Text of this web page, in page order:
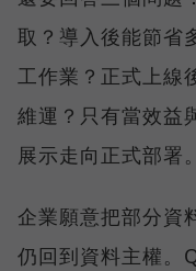
取？導入後能節省
工作業？正式上線
維運？只有當效益
展示走向正式部署。
企業願意把部分資
仍回到資料主權。